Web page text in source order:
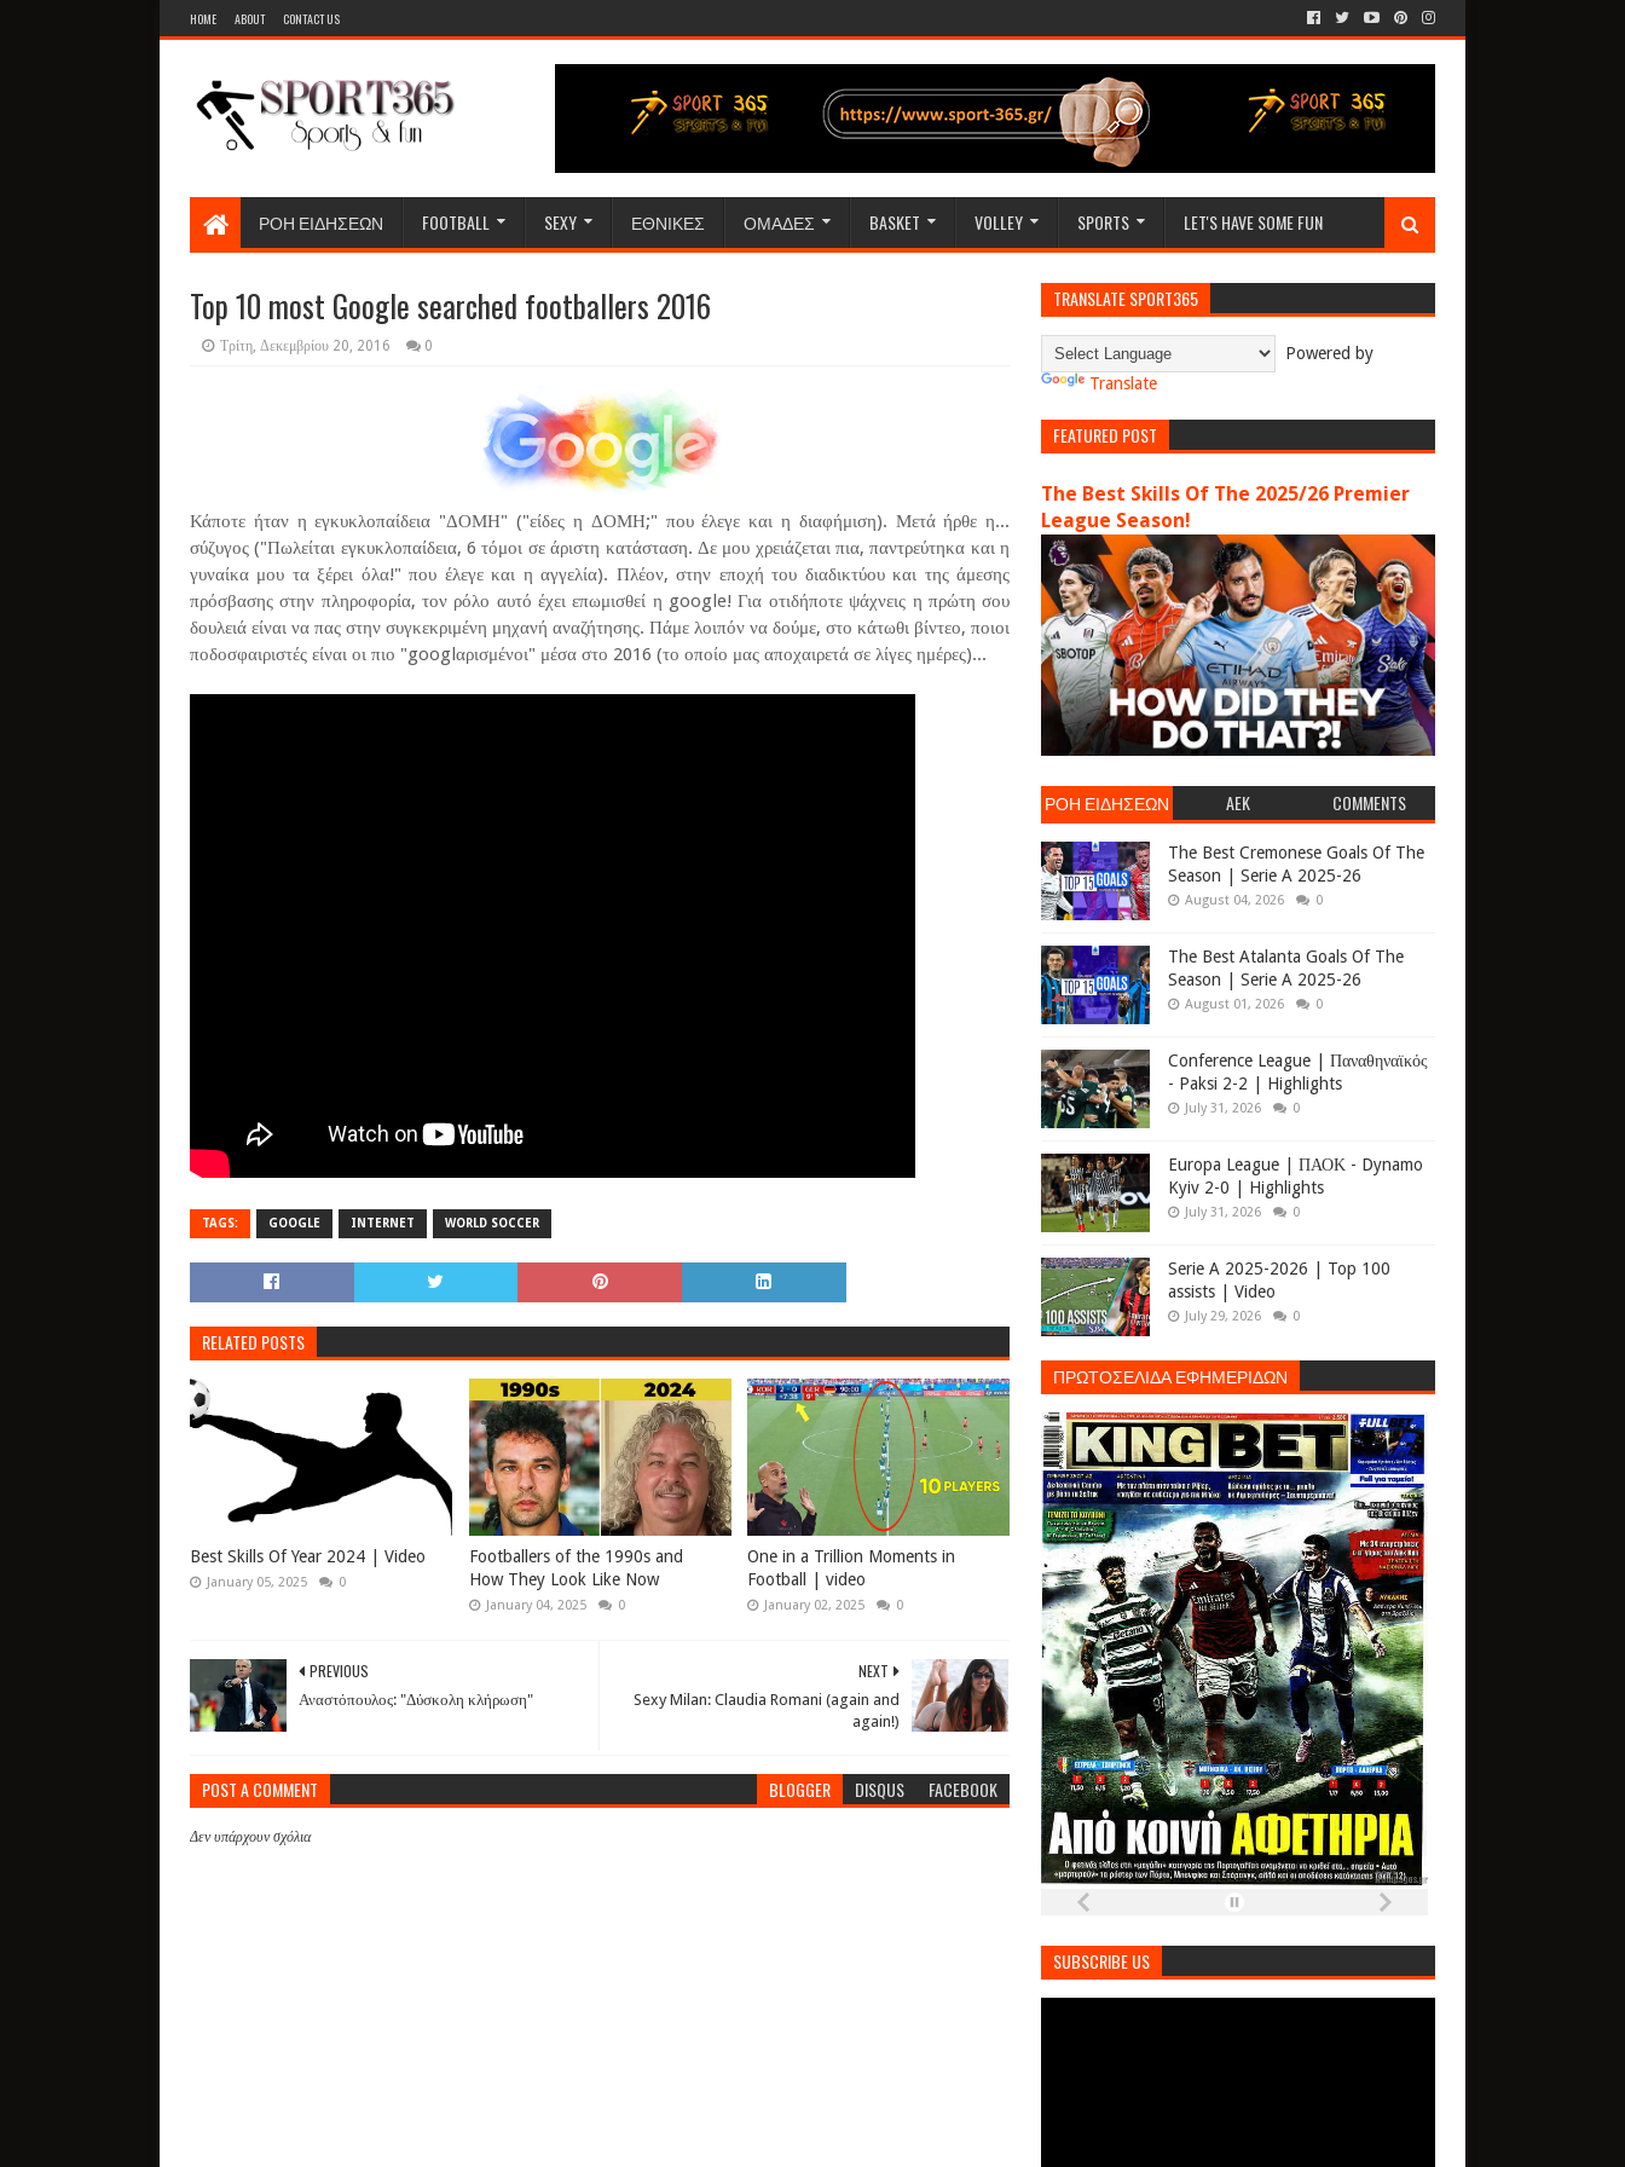
HOME ABOUT CONTACT US
ΡΟΗ ΕΙΔΗΣΕΩΝ FOOTBALL SEXY ΕΘΝΙΚΕΣ ΟΜΑΔΕΣ BASKET VOLLEY SPORTS LET'S HAVE SOME FUN
Top 10 most Google searched footballers 2016
Τρίτη, Δεκεμβρίου 20, 2016 0
Κάποτε ήταν η εγκυκλοπαίδεια "ΔΟΜΗ" ("είδες η ΔΟΜΗ;" που έλεγε και η διαφήμιση). Μετά ήρθε η...
σύζυγος ("Πωλείται εγκυκλοπαίδεια, 6 τόμοι σε άριστη κατάσταση. Δε μου χρειάζεται πια, παντρεύτηκα και η
γυναίκα μου τα ξέρει όλα!" που έλεγε και η αγγελία). Πλέον, στην εποχή του διαδικτύου και της άμεσης
πρόσβασης στην πληροφορία, τον ρόλο αυτό έχει επωμισθεί η google! Για οτιδήποτε ψάχνεις η πρώτη σου
δουλειά είναι να πας στην συγκεκριμένη μηχανή αναζήτησης. Πάμε λοιπόν να δούμε, στο κάτωθι βίντεο, ποιοι
ποδοσφαιριστές είναι οι πιο "googlαρισμένοι" μέσα στο 2016 (το οποίο μας αποχαιρετά σε λίγες ημέρες)...
TAGS: GOOGLE INTERNET WORLD SOCCER
RELATED POSTS
Best Skills Of Year 2024 | Video
January 05, 2025 0
Footballers of the 1990s and
How They Look Like Now
January 04, 2025 0
One in a Trillion Moments in
Football | video
January 02, 2025 0
NEXT
Sexy Milan: Claudia Romani (again and
again!)
PREVIOUS
Αναστόπουλος: "Δύσκολη κλήρωση"
POST A COMMENT BLOGGER DISQUS FACEBOOK
Δεν υπάρχουν σχόλια
TRANSLATE SPORT365
Powered by
Translate
FEATURED POST
The Best Skills Of The 2025/26 Premier
League Season!
ΡΟΗ ΕΙΔΗΣΕΩΝ AEK COMMENTS
The Best Cremonese Goals Of The
Season | Serie A 2025-26
August 04, 2026 0
The Best Atalanta Goals Of The
Season | Serie A 2025-26
August 01, 2026 0
Conference League | Παναθηναϊκός
- Paksi 2-2 | Highlights
July 31, 2026 0
Europa League | ΠΑΟΚ - Dynamo
Kyiv 2-0 | Highlights
July 31, 2026 0
Serie A 2025-2026 | Top 100
assists | Video
July 29, 2026 0
ΠΡΩΤΟΣΕΛΙΔΑ ΕΦΗΜΕΡΙΔΩΝ
SUBSCRIBE US